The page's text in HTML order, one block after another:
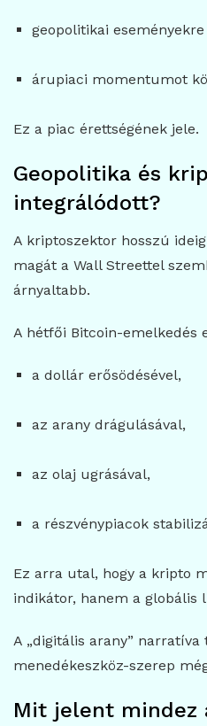
geopolitikai
árupiaci momentumot
Ez a piac érettségének jele.
Geopolitika és
integrálódott?
A kriptoszektor hosszú
magát a Wall Streettel
árnyaltabb.
A hétfői Bitcoin-emelkedés
a dollár erősödésével,
az arany drágulásával,
az olaj ugrásával,
a részvénypiacok
Ez arra utal, hogy a kripto
indikátor, hanem a globális
A „digitális arany” narratíva
menedékeszköz-szerep
Mit jelent mindez